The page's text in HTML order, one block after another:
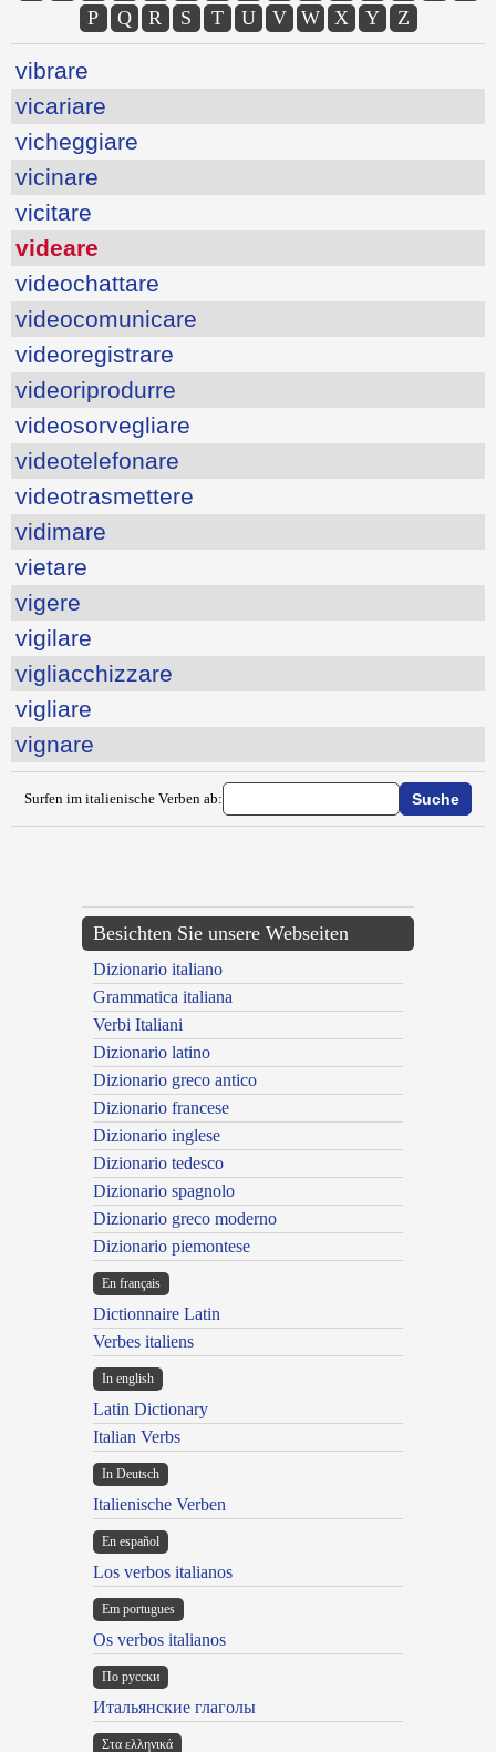
P
Q R S T U V W X Y Z
vibrare
vicariare
vicheggiare
vicinare
vicitare
videare
videochattare
videocomunicare
videoregistrare
videoriprodurre
videosorvegliare
videotelefonare
videotrasmettere
vidimare
vietare
vigere
vigilare
vigliacchizzare
vigliare
vignare
Surfen im italienische Verben ab:
Besichten Sie unsere Webseiten
Dizionario italiano
Grammatica italiana
Verbi Italiani
Dizionario latino
Dizionario greco antico
Dizionario francese
Dizionario inglese
Dizionario tedesco
Dizionario spagnolo
Dizionario greco moderno
Dizionario piemontese
En français
Dictionnaire Latin
Verbes italiens
In english
Latin Dictionary
Italian Verbs
In Deutsch
Italienische Verben
En español
Los verbos italianos
Em portugues
Os verbos italianos
По русски
Итальянские глаголы
Στα ελληνικά